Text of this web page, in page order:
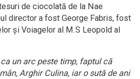
de ciocolată de la Nae
director a fost George Fabris, fost
și Voiagelor al M.S Leopold al
un arc peste timp, faptul că
Arghir Culina, iar o sută de ani